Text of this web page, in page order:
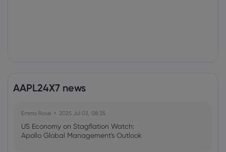
AAPL24X7 news
Emma Rose 2025 Jul 03, 08:35
US Economy on Stagflation Watch:
Apollo Global Management's Outlook